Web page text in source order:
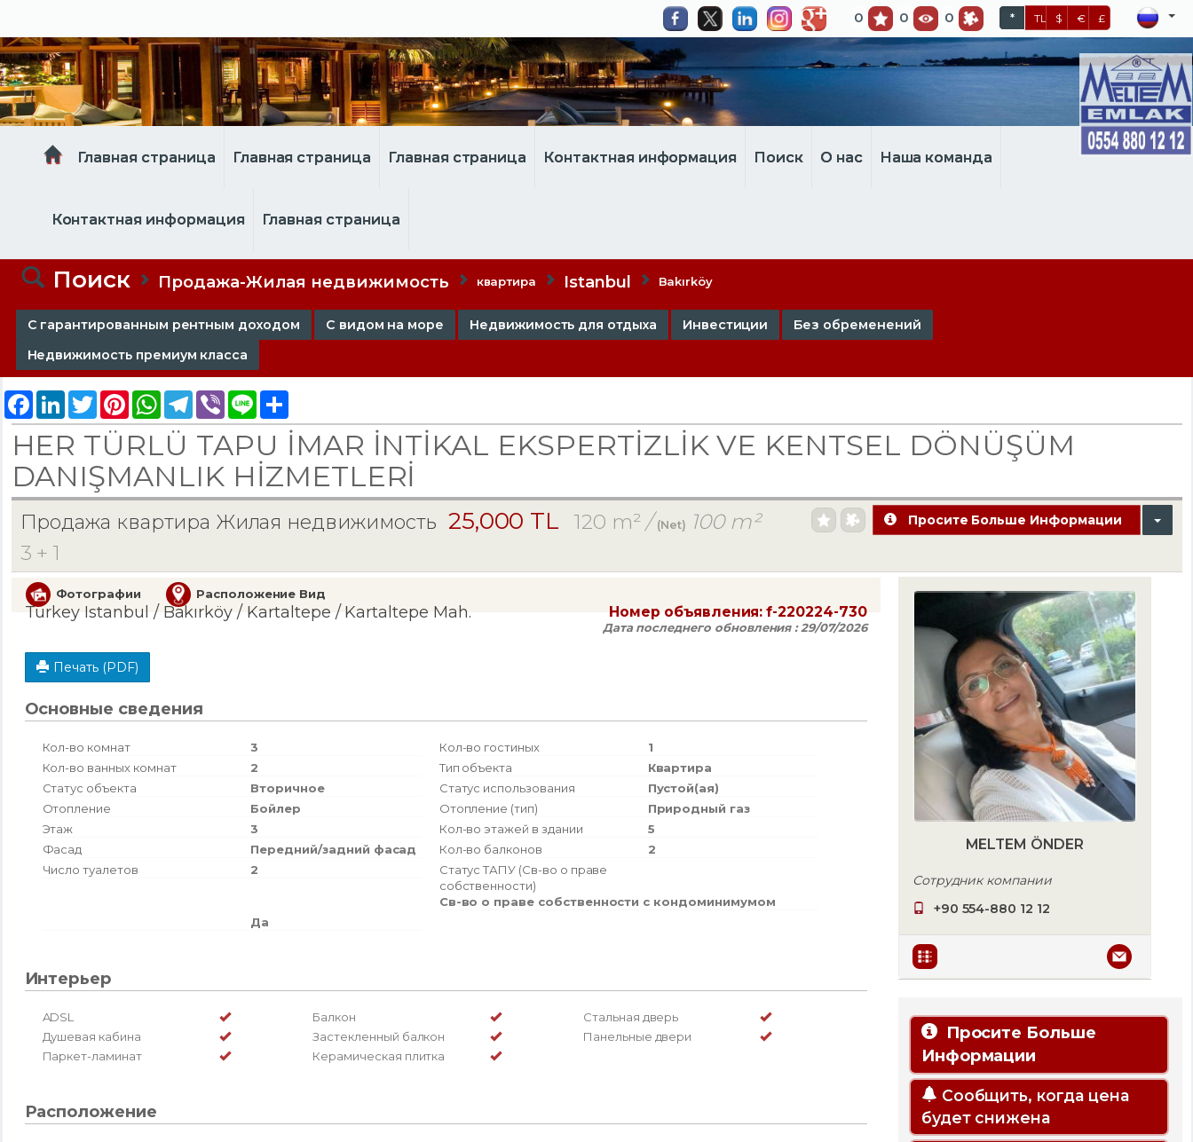
0 0 0 * TL $ € £
Главная страница Главная страница Главная страница Контактная информация Поиск О нас Наша команда
Контактная информация Главная страница
Поиск Продажа-Жилая недвижимость квартира Istanbul Bakırköy
С гарантированным рентным доходом С видом на море Недвижимость для отдыха Инвестиции
Без обременений
Недвижимость премиум класса
Facebook
LinkedInTwitterPinterestWhatsAppTelegram
Viber Line Share
HER TÜRLÜ TAPU İMAR İNTİKAL EKSPERTİZLİK VE KENTSEL DÖNÜŞÜM
DANIŞMANLIK HİZMETLERİ
Продажа квартира Жилая недвижимость 25,000 TL 120 m²/(Net)
100 m²
3 + 1
Просите Больше Информации
Фотографии Расположение Вид
Turkey Istanbul / Bakırköy / Kartaltepe / Kartaltepe Mah. Номер объявления:f-220224-730
Дата последнего обновления :29/07/2026
Печать (PDF)
Основные сведения
Кол-во комнат 3 Кол-во гостиных
1
Кол-во ванных комнат
2 Тип объекта
Квартира
Статус объекта
Вторичное Статус использования
Пустой(ая)
Отопление
Бойлер Отопление (тип)
Природный газ
Этаж
3 Кол-во этажей в здании
5
Фасад
Передний/задний фасад Кол-во балконов
2
Число туалетов
2
Статус ТАПУ (Св-во о праве
собственности)
Св-во о праве собственности с кондоминимумом
Да
Интерьер
ADSL Балкон
Стальная дверь
Душевая кабина
Застекленный балкон
Панельные двери
Паркет-ламинат
Керамическая плитка
Расположение
MELTEM ÖNDER
Сотрудник компании
+90 554-880 12 12
Просите Больше
Информации
Сообщить, когда цена
будет снижена